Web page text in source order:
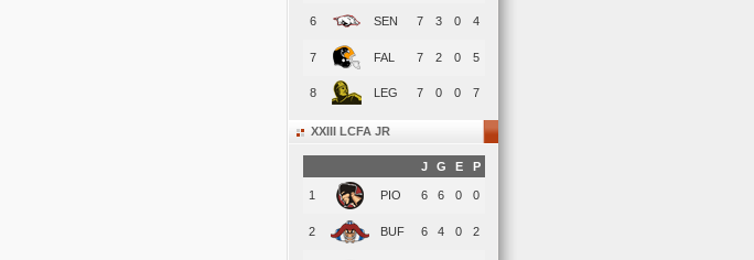
6 SEN 7 3 0 4
7 FAL 7 2 0 5
8 LEG 7 0 0 7
XXIII LCFA JR
J G E P
1 PIO 6 6 0 0
2 BUF 6 4 0 2